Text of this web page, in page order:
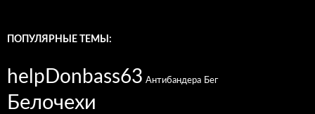
ПОПУЛЯРНЫЕ ТЕМЫ:
helpDonbass63 Антибандера Бег
Белочехи